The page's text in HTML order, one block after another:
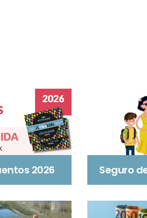
2026 Seguro